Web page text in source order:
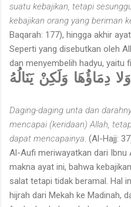
suatu kebajikan, tetapi
kebajikan orang yang beriman
Baqarah: 177), hingga akhir ayat.
Seperti yang disebutkan oleh
dan menyembelih hadyu, yaitu
دِمَاؤُهَا وَلَكِنْ يَنَالُهُ
Daging-daging unta dan
mencapai (keridaan) Allah,
dapat mencapainya . (Al-Hajj:
Al-Aufi meriwayatkan dari Ibnu
makna ayat ini, bahwa
salat tetapi tidak beramal. Hal
hijrah dari Mekah ke Madinah,